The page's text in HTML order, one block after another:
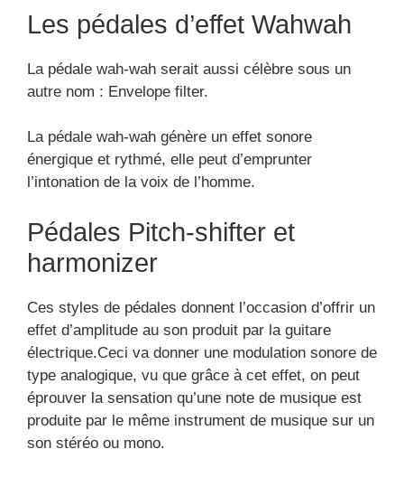
Les pédales d’effet Wahwah
La pédale wah-wah serait aussi célèbre sous un
autre nom : Envelope filter.
La pédale wah-wah génère un effet sonore
énergique et rythmé, elle peut d’emprunter
l’intonation de la voix de l’homme.
Pédales Pitch-shifter et
harmonizer
Ces styles de pédales donnent l’occasion d’offrir un
effet d’amplitude au son produit par la guitare
électrique.Ceci va donner une modulation sonore de
type analogique, vu que grâce à cet effet, on peut
éprouver la sensation qu’une note de musique est
produite par le même instrument de musique sur un
son stéréo ou mono.